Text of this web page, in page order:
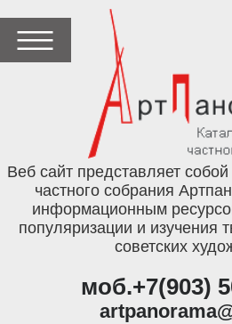
Веб сайт представляет
частного собрания
информационным
популяризации и изучения
советских
моб.+7(903)